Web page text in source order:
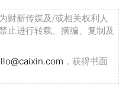
财新传媒及/或相关权利人
止进行转载、摘编、复制及
，获得书面